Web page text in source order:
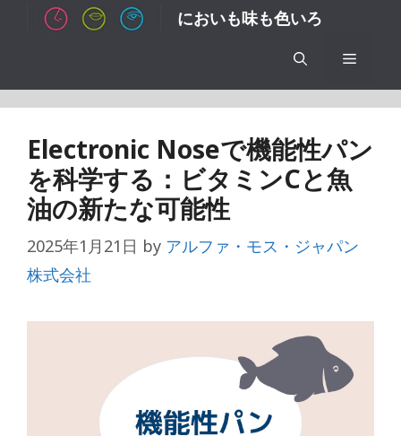
ツ
においも味も色いろ
メ
ニ
ュ
Electronic Noseで機能性パン
を科学する：ビタミンCと魚
油の新たな可能性
2025年1月21日 by アルファ・モス・ジャパン
株式会社